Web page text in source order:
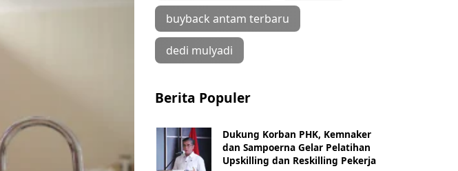
buyback antam terbaru
dedi mulyadi
Berita Populer
Dukung Korban PHK, Kemnaker
dan Sampoerna Gelar Pelatihan
Upskilling dan Reskilling Pekerja